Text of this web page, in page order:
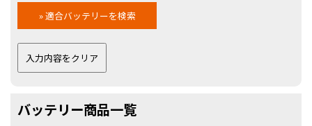
バッテリー商品一覧